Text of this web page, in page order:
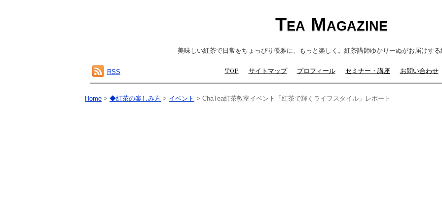
Tea Magazine
美味しい紅茶で日常をちょっぴり優雅に、もっと楽しく。紅茶講師ゆかりーぬがお届けす
TOP サイトマップ プロフィール セミナー・講座 お問い合わせ
RSS
Home > ◆紅茶の楽しみ方 > イベント > ChaTea紅茶教室イベント「紅茶で輝くライフスタイル」レポート